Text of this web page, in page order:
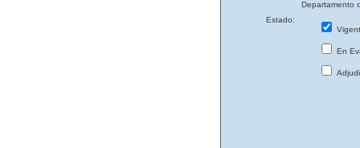
Departamento
Estado:
En